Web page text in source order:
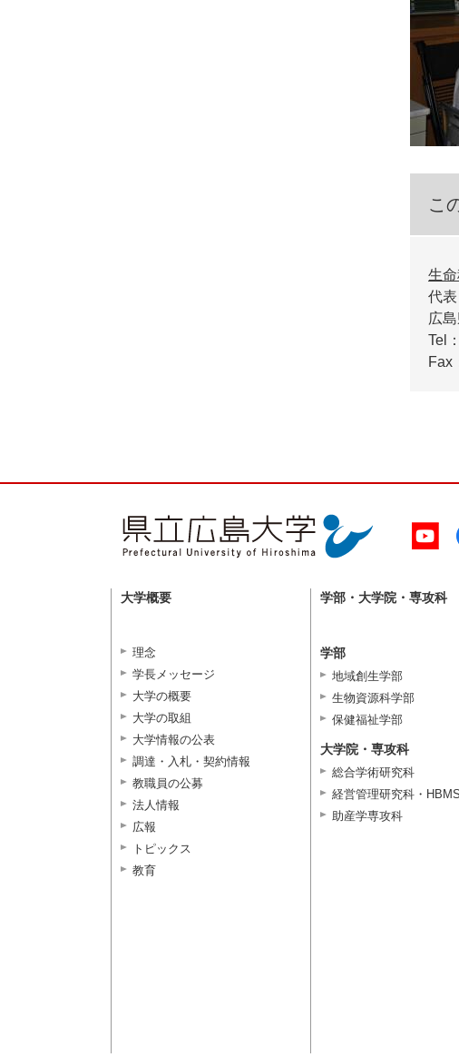
こ
生
代表
広
Tel
Fax
大学概要
理念
学長メッセージ
大学の概要
大学の取組
大学情報の公表
調達・入札・契約情報
教職員の公募
法人情報
広報
トピックス
教育
学部・大学院・専攻科
学部
地域創生学部
生物資源科学部
保健福祉学部
大学院・専攻科
総合学術研究科
経営管理研究科・HBMS
助産学専攻科